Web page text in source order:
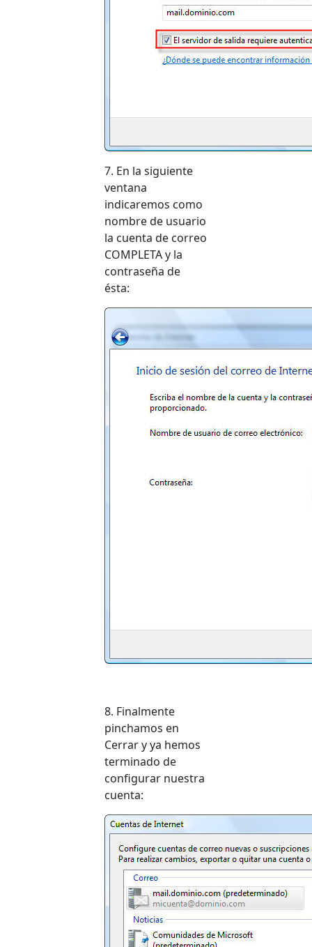
7. En la siguiente
ventana
indicaremos como
nombre de usuario
la cuenta de correo
COMPLETA y la
contraseña de
ésta:
8. Finalmente
pinchamos en
Cerrar y ya hemos
terminado de
configurar nuestra
cuenta: